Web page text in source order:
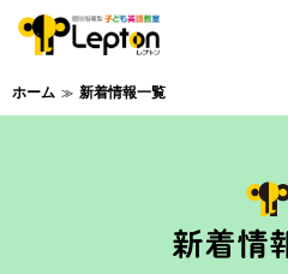
ホーム 新着情報一覧